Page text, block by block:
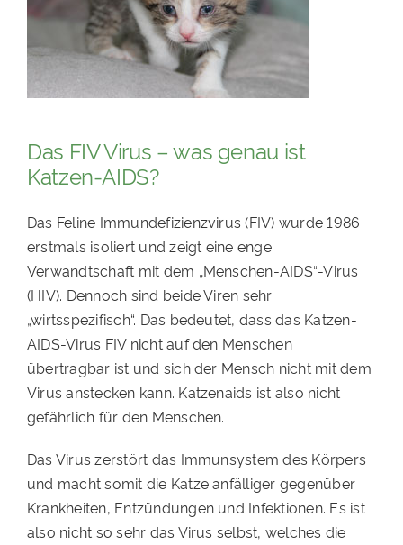
Das FIV Virus – was genau ist
Katzen-AIDS?
Das Feline Immundefizienzvirus (FIV) wurde 1986
erstmals isoliert und zeigt eine enge
Verwandtschaft mit dem „Menschen-AIDS“-Virus
(HIV). Dennoch sind beide Viren sehr
„wirtsspezifisch“. Das bedeutet, dass das Katzen-
AIDS-Virus FIV nicht auf den Menschen
übertragbar ist und sich der Mensch nicht mit dem
Virus anstecken kann. Katzenaids ist also nicht
gefährlich für den Menschen.
Das Virus zerstört das Immunsystem des Körpers
und macht somit die Katze anfälliger gegenüber
Krankheiten, Entzündungen und Infektionen. Es ist
also nicht so sehr das Virus selbst, welches die